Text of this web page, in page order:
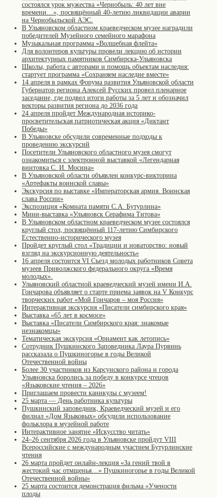
состоялся урок мужества «Чернобыль: 40 лет вне
времени…», посвящённый 40-летию ликвидации аварии
на Чернобыльской АЭС.
В Ульяновском областном краеведческом музее наградили
победителей Музейного семейного марафона
Музыкальная программа «Волшебная флейта»
Для волонтеров культуры провели лекцию об истории
архитектурных памятников Симбирска-Ульяновска
Школы, работа с авторами и помощь объектам наследия:
стартует программа «Сохраняем наследие вместе»
14 апреля в рамках Форума развития Ульяновской области
Губернатор региона Алексей Русских провел пленарное
заседание, где подвел итоги работы за 5 лет и обозначил
векторы развития региона до 2036 года
24 апреля пройдет Международная историко-
просветительская патриотическая акция «Диктант
Победы»
В Ульяновске обсудили современные подходы к
проведению экскурсий
Посетители Ульяновского областного музея смогут
ознакомиться с электронной выставкой «Легендарная
винтовка С. И. Мосина»
В Ульяновской области объявлен конкурс-викторина
«Артефакты воинской славы»
Экскурсия по выставке «Императорская армия. Воинская
слава России»
Экспозиция «Комната памяти С.А. Бутурлина»
Мини-выставка «Ульяновск Серафима Титова»
В Ульяновском областном краеведческом музее состоялся
круглый стол, посвящённый 117-летию Симбирского
Естественно-исторического музея
Пройдет круглый стол «Традиции и новаторство: новый
взгляд на экскурсионную деятельность»
16 апреля состоится VI Съезд молодых работников Совета
музеев Приволжского федерального округа «Время
молодых».
Ульяновский областной краеведческий музей имени И.А.
Гончарова объявляет о старте приема заявок на V Конкурс
творческих работ «Мой Гончаров – моя Россия»
Интерактивная экскурсия «Писатели симбирского края»
Выставка «65 лет в космосе»
Выставка «Писатели Симбирского края: знакомые
незнакомцы»
Тематическая экскурсия «Орнамент как летопись»
Сотрудник Пушкинского Заповедника Лаура Пурвинь
рассказала о Пушкиногорье в годы Великой
Отечественной войны
Более 30 участников из Карсунского района и города
Ульяновска боролись за победу в конкурсе чтецов
«Языковские чтения – 2026»
Приглашаем провести каникулы с музеем!
25 марта — День работника культуры
Пушкинский заповедник, Краеведческий музей и его
филиал «Дом Языковых» обсудили использование
фольклора в музейной работе
Интерактивное занятие «Искусство читать»
24–26 сентября 2026 года в Ульяновске пройдут VIII
Всероссийские с международным участием Бутурлинские
чтения
26 марта пройдет онлайн-лекция «За гений твой в
жестокий час отмщенья…» Пушкиногорье в годы Великой
Отечественной войны»
25 марта состоится демонстрация фильма «Учености
плоды